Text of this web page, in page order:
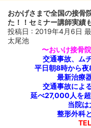
おかげさまで全国の接骨
た！！セミナー講師実績
投稿日 : 2019年4月6日
太尾池
〜おいけ接骨
交通事故、ム
平日朝8時から
最新治療
交通事故によ
延べ27,000人を
当院
整形外科